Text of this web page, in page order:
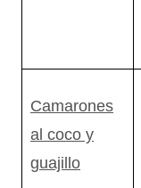
Camarones
al coco y
guajillo